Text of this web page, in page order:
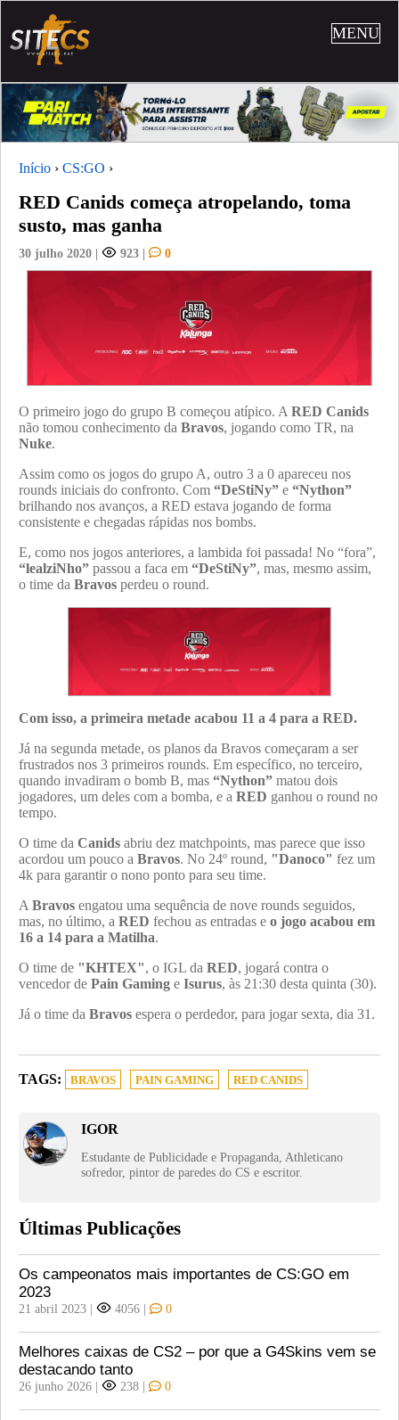
MENU
Início › CS:GO ›
RED Canids começa atropelando, toma
susto, mas ganha
30 julho 2020 | 923 | 0
O primeiro jogo do grupo B começou atípico. A RED Canids
não tomou conhecimento da Bravos, jogando como TR, na
Nuke.
Assim como os jogos do grupo A, outro 3 a 0 apareceu nos
rounds iniciais do confronto. Com “DeStiNy” e “Nython”
brilhando nos avanços, a RED estava jogando de forma
consistente e chegadas rápidas nos bombs.
E, como nos jogos anteriores, a lambida foi passada! No “fora”,
“lealziNho” passou a faca em “DeStiNy”, mas, mesmo assim,
o time da Bravos perdeu o round.
Com isso, a primeira metade acabou 11 a 4 para a RED.
Já na segunda metade, os planos da Bravos começaram a ser
frustrados nos 3 primeiros rounds. Em específico, no terceiro,
quando invadiram o bomb B, mas “Nython” matou dois
jogadores, um deles com a bomba, e a RED ganhou o round no
tempo.
O time da Canids abriu dez matchpoints, mas parece que isso
acordou um pouco a Bravos. No 24º round, "Danoco" fez um
4k para garantir o nono ponto para seu time.
A Bravos engatou uma sequência de nove rounds seguidos,
mas, no último, a RED fechou as entradas e o jogo acabou em
16 a 14 para a Matilha.
O time de "KHTEX", o IGL da RED, jogará contra o
vencedor de Pain Gaming e Isurus, às 21:30 desta quinta (30).
Já o time da Bravos espera o perdedor, para jogar sexta, dia 31.
TAGS: BRAVOS PAIN GAMING RED CANIDS
IGOR
Estudante de Publicidade e Propaganda, Athleticano
sofredor, pintor de paredes do CS e escritor.
Últimas Publicações
Os campeonatos mais importantes de CS:GO em
2023
21 abril 2023 | 4056 | 0
Melhores caixas de CS2 – por que a G4Skins vem se
destacando tanto
26 junho 2026 | 238 | 0